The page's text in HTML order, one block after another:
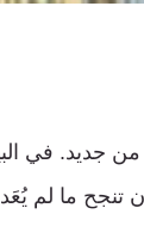
جديد. في
أن تنجح ما لم